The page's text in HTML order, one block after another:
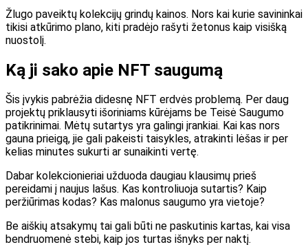
Žlugo paveiktų kolekcijų grindų kainos. Nors kai kurie savininkai
tikisi atkūrimo plano, kiti pradėjo rašyti žetonus kaip visišką
nuostolį.
Ką ji sako apie NFT saugumą
Šis įvykis pabrėžia didesnę NFT erdvės problemą. Per daug
projektų priklausyti išoriniams kūrėjams be Teisė Saugumo
patikrinimai. Mėtų sutartys yra galingi įrankiai. Kai kas nors
gauna prieigą, jie gali pakeisti taisykles, atrakinti lėšas ir per
kelias minutes sukurti ar sunaikinti vertę.
Dabar kolekcionieriai užduoda daugiau klausimų prieš
pereidami į naujus lašus. Kas kontroliuoja sutartis? Kaip
peržiūrimas kodas? Kas malonus saugumo yra vietoje?
Be aiškių atsakymų tai gali būti ne paskutinis kartas, kai visa
bendruomenė stebi, kaip jos turtas išnyks per naktį.